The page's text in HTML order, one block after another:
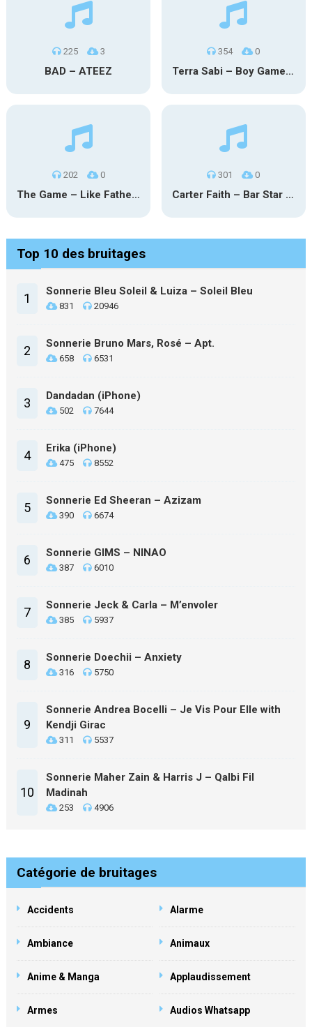
225 3
BAD – ATEEZ
354 0
Terra Sabi – Boy Game X Marcia Cruz
202 0
The Game – Like Father Like Daughter
301 0
Carter Faith – Bar Star Vevo
Top 10 des bruitages
1 Sonnerie Bleu Soleil & Luiza – Soleil Bleu
831 20946
2 Sonnerie Bruno Mars, Rosé – Apt.
658 6531
3 Dandadan (iPhone)
502 7644
4 Erika (iPhone)
475 8552
5 Sonnerie Ed Sheeran – Azizam
390 6674
6 Sonnerie GIMS – NINAO
387 6010
7 Sonnerie Jeck & Carla – M’envoler
385 5937
8 Sonnerie Doechii – Anxiety
316 5750
9
Sonnerie Andrea Bocelli – Je Vis Pour Elle with
Kendji Girac
311 5537
10
Sonnerie Maher Zain & Harris J – Qalbi Fil
Madinah
253 4906
Catégorie de bruitages
Accidents Alarme
Ambiance Animaux
Anime & Manga Applaudissement
Armes Audios Whatsapp